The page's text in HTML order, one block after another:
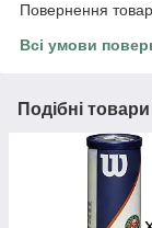
Повернення
Всі умови
Подібні